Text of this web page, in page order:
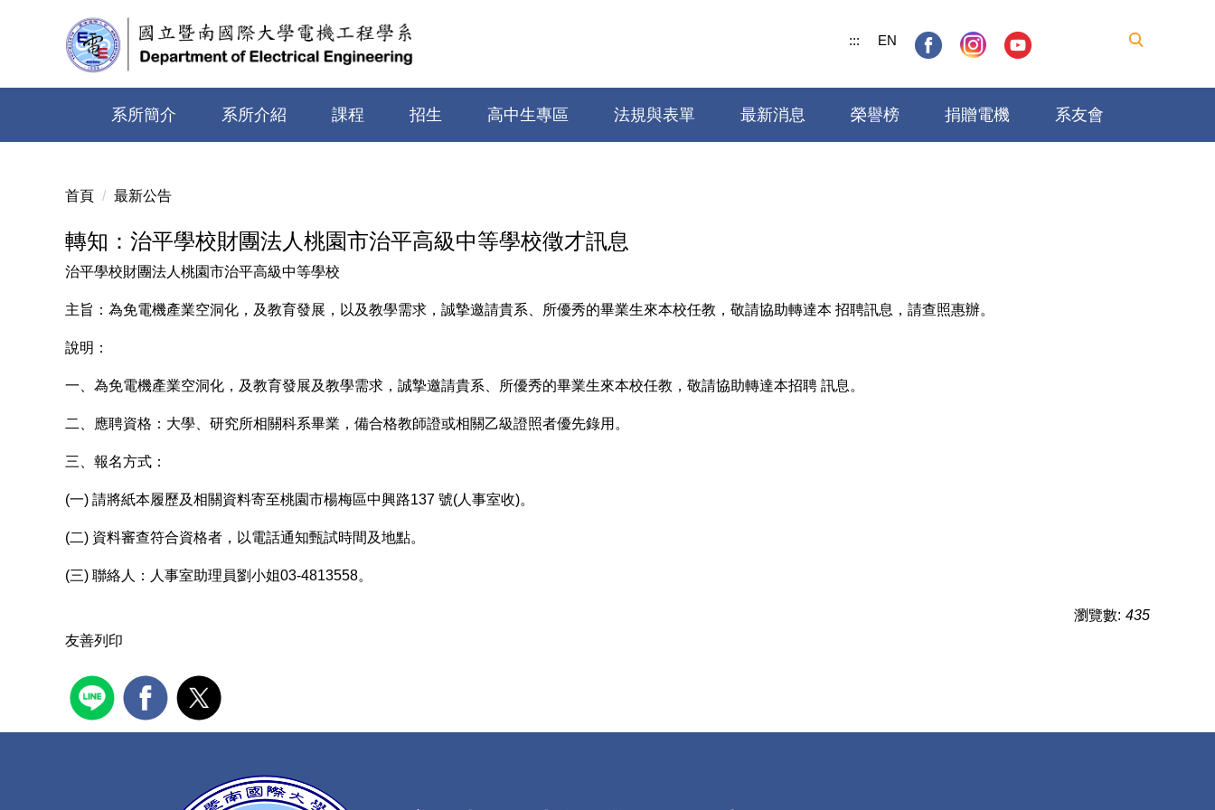
區
::: EN
系所簡介 系所介紹 課程 招生 高中生專區 法規與表單 最新消息 榮譽榜 捐贈電機 系友會
首頁 最新公告
轉知：治平學校財團法人桃園市治平高級中等學校徵才訊息
治平學校財團法人桃園市治平高級中等學校
主旨：為免電機產業空洞化，及教育發展，以及教學需求，誠摯邀請貴系、所優秀的畢業生來本校任教，敬請協助轉達本 招聘訊息，請查照惠辦。
說明：
一、為免電機產業空洞化，及教育發展及教學需求，誠摯邀請貴系、所優秀的畢業生來本校任教，敬請協助轉達本招聘 訊息。
二、應聘資格：大學、研究所相關科系畢業，備合格教師證或相關乙級證照者優先錄用。
三、報名方式：
(一) 請將紙本履歷及相關資料寄至桃園市楊梅區中興路137 號(人事室收)。
(二) 資料審查符合資格者，以電話通知甄試時間及地點。
(三) 聯絡人：人事室助理員劉小姐03-4813558。
瀏覽數: 435
友善列印